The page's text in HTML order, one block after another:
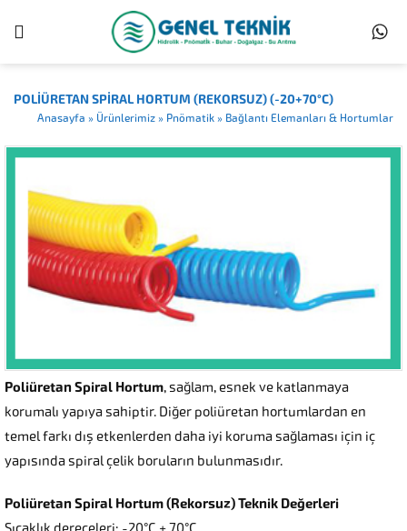
POLIÜRETAN SPIRAL HORTUM (REKORSUZ) (-20+70°C)
Anasayfa » Ürünlerimiz » Pnömatik » Bağlantı Elemanları & Hortumlar
Poliüretan Spiral Hortum, sağlam, esnek ve katlanmaya
korumalı yapıya sahiptir. Diğer poliüretan hortumlardan en
temel farkı dış etkenlerden daha iyi koruma sağlaması için iç
yapısında spiral çelik boruların bulunmasıdır.
Poliüretan Spiral Hortum (Rekorsuz) Teknik Değerleri